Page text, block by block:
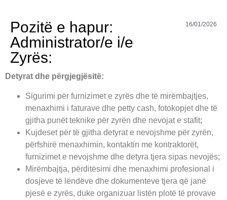
Pozitë e hapur:
Administrator/e i/e
Zyrës:
16/01/2026
Detyrat dhe përgjegjësitë:
Sigurimi për furnizimet e zyrës dhe të mirëmbajtjes,
menaxhimi i faturave dhe petty cash, fotokopjet dhe të
gjitha punët teknike për zyrën dhe nevojat e stafit;
Kujdeset për të gjitha detyrat e nevojshme për zyrën,
përfshirë menaxhimin, kontaktin me kontraktorët,
furnizimet e nevojshme dhe detyra tjera sipas nevojës;
Mirëmbajtja, përditësimi dhe menaxhimi profesional i
dosjeve të lëndëve dhe dokumenteve tjera që janë
pjesë e zyrës, duke organizuar listën plotë të provave